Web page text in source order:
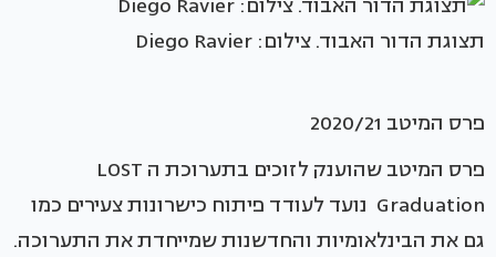
תצוגת הדור האבוד. צילום: Diego Ravier
פרס המיטב 2020/21
פרס המיטב שהוענק לזוכים בתערוכת ה LOST
Graduation נועד לעודד פיתוח כישרונות צעירים כמו
גם את הבינלאומיות והחדשנות שמייחדת את התערוכה.